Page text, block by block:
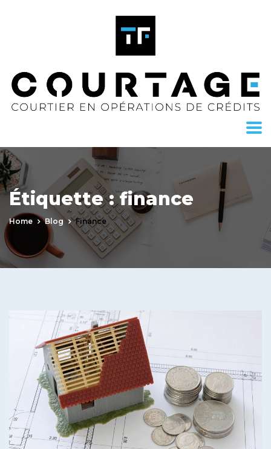
Étiquette :finance
Home Blog Finance